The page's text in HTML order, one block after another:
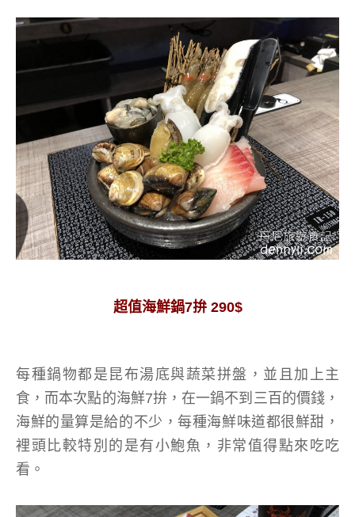
超值海鮮鍋7拚 290$
每種鍋物都是昆布湯底與蔬菜拼盤，並且加上主
食，而本次點的海鮮7拚，在一鍋不到三百的價錢，
海鮮的量算是給的不少，每種海鮮味道都很鮮甜，
裡頭比較特別的是有小鮑魚，非常值得點來吃吃
看。